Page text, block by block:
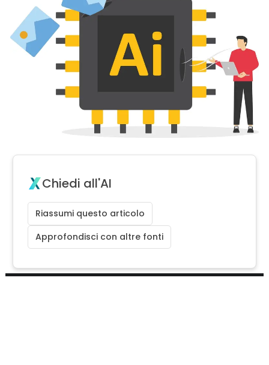
Chiedi all'AI
Riassumi questo articolo
Approfondisci con altre fonti